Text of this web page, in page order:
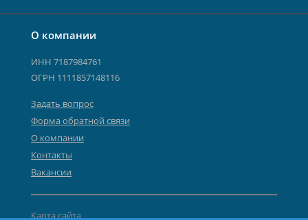
О компании
ИНН 7187984761
ОГРН 1111857148116
Задать вопрос
Форма обратной связи
О компании
Контакты
Вакансии
Карта сайта